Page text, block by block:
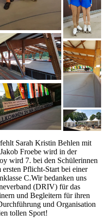
Sarah Kristin Behlen mit
Froebe wird in der
wird 7. bei den Schülerinnen
Pflicht-Start bei einer
C.Wir bedanken uns
(DRIV) für das
und Begleitern für ihren
und Organisation
tollen Sport!